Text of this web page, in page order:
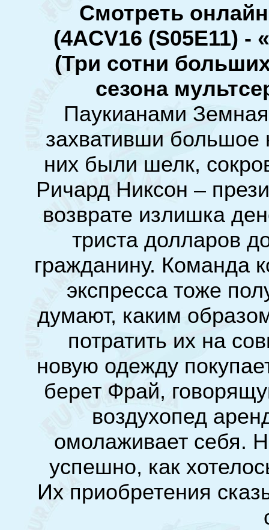
Смотреть
(4ACV16 (S05E11) -
(Три сотни
сезона
Паукианами
захвативши большое
них были шелк,
Ричард Никсон –
возврате излишка
триста долларов
гражданину. Команда
экспресса тоже
думают, каким
потратить их на
новую одежду
берет Фрай,
воздухопед
омолаживает себя.
успешно, как
Их приобретения